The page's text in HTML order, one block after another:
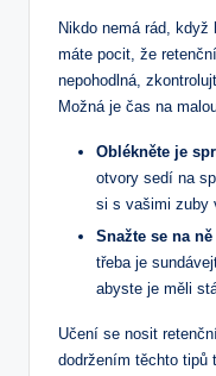
Nikdo nemá rád,
máte pocit, že
nepohodlná,
Možná je čas na
Oblékněte je
otvory sedí na
si s vašimi zuby
Snažte se na
třeba je
abyste je měli
Učení se nosit
dodržením těchto tipů